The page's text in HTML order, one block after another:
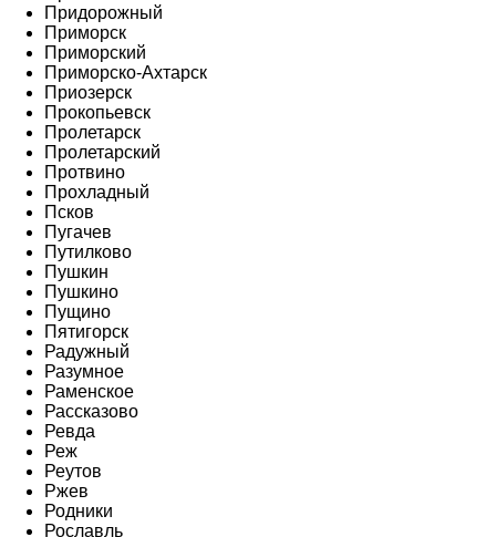
Придорожный
Приморск
Приморский
Приморско-Ахтарск
Приозерск
Прокопьевск
Пролетарск
Пролетарский
Протвино
Прохладный
Псков
Пугачев
Путилково
Пушкин
Пушкино
Пущино
Пятигорск
Радужный
Разумное
Раменское
Рассказово
Ревда
Реж
Реутов
Ржев
Родники
Рославль